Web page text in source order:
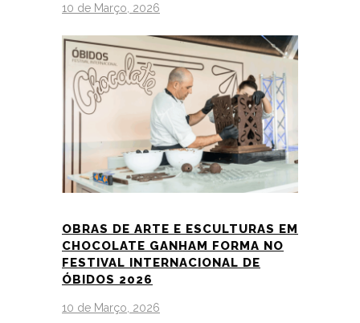
10 de Março, 2026
OBRAS DE ARTE E ESCULTURAS EM
CHOCOLATE GANHAM FORMA NO
FESTIVAL INTERNACIONAL DE
ÓBIDOS 2026
10 de Março, 2026